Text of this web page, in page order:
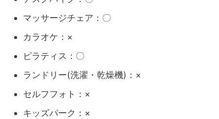
マッサージチェア：〇
カラオケ：×
ピラティス：〇
ランドリー(洗濯・乾燥機)：×
セルフフォト：×
キッズパーク：×